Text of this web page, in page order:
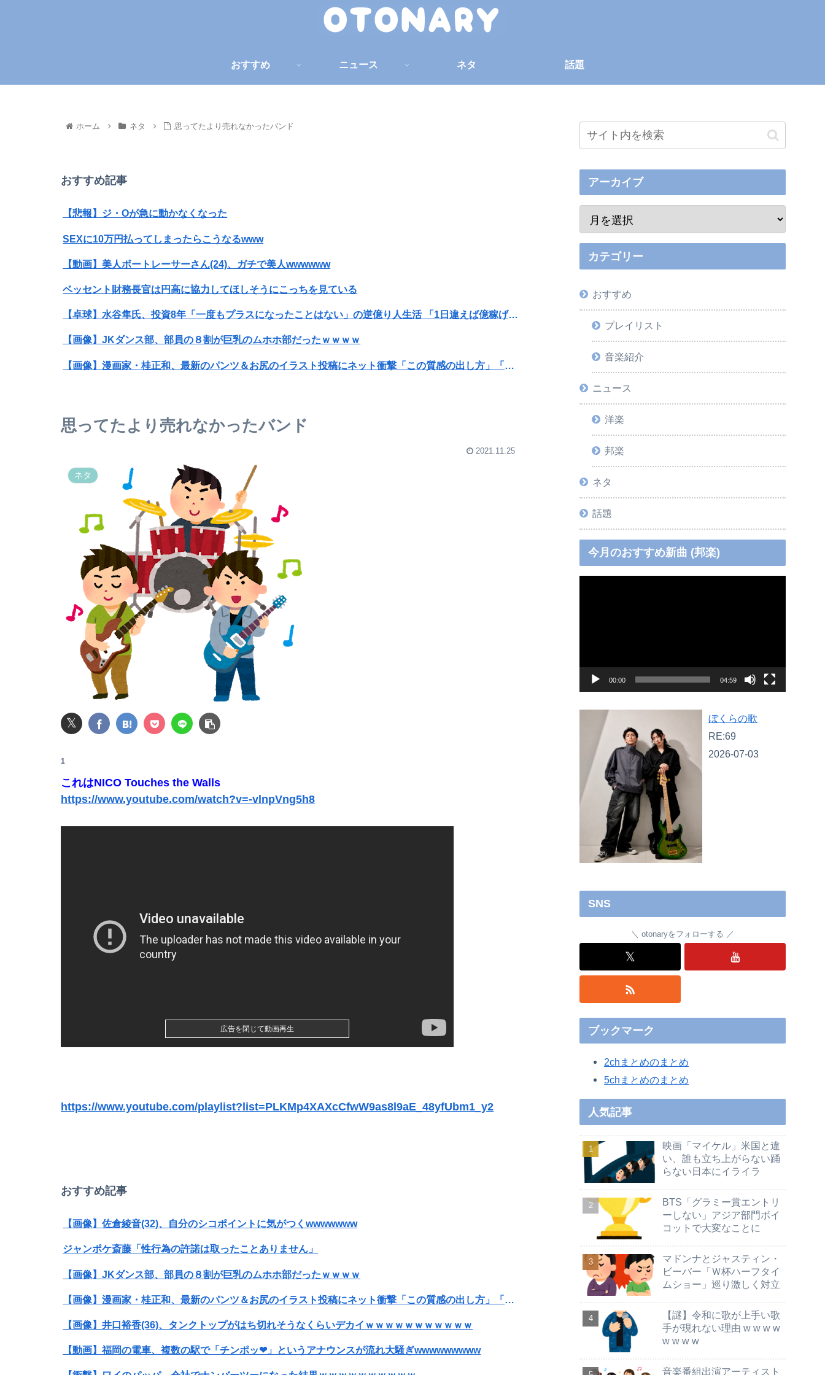
おすすめ ニュース ネタ 話題
ホーム ネタ 思ってたより売れなかったバンド
おすすめ記事
【悲報】ジ・Oが急に動かなくなった
SEXに10万円払ってしまったらこうなるwww
【動画】美人ボートレーサーさん(24)、ガチで美人wwwwww
ベッセント財務長官は円高に協力してほしそうにこっちを見ている
【卓球】水谷隼氏、投資8年「一度もプラスになったことはない」の逆億り人生活 「1日違えば億稼げるときも何回もあった」
【画像】JKダンス部、部員の８割が巨乳のムホホ部だったｗｗｗｗ
【画像】漫画家・桂正和、最新のパンツ＆お尻のイラスト投稿にネット衝撃「この質感の出し方」「実写かと思いました」
【動画】福岡の電車、複数の駅で「チンポッ❤」というアナウンスが流れ大騒ぎwwwwwwwww
【画像】AIさん、女の化粧を取っ払ってしまう⇒結果ｗｗｗｗｗｗｗ
全く相手のこと考えてないと思うこと。
正直イオン爆発の件店舗側がそこまで悪いと思えないんやが
【画像】佐倉綾音(32)、自分のシコポイントに気がつくwwwwwww
ジャンポケ斎藤「性行為の許諾は取ったことありません」
転校生と仲良くなってその子の家に遊びに行ったら私が小さい頃に撮った写真があった
【画像】JKダンス部、部員の８割が巨乳のムホホ部だったｗｗｗｗ
長瀬智也さん、バイク画像を投稿するも見た目が汚らしいとネットの女性たちから批判…謝罪
【悲報】男が嫌いな男の特徴がこちらｗｗｗｗｗｗｗｗｗｗ
【コンゴ】エボラ出血熱、感染3600人…過去最大の流行に
アイナ・ジ・エンドの尻はタマランわ
高校３年生の女です。家が嫌いすぎて家を出て現在養護施設で暮らしています
【画像】影山優佳さん(25)、下着姿であたシコが止まらない
【これは重い】江口寿史さん「自分の絵ごと、このジャンルはそろそろ終わりかな」
【悲報】お前らアニメにわかが過ぎてこのアニメ知らないｗｗｗｗｗ
【GIF動画】宮城の可愛すぎるチアさん、甲子園で発見される
思ってたより売れなかったバンド
2021.11.25
ネタ
𝕏
1
これはNICO Touches the Walls
https://www.youtube.com/watch?v=-vlnpVng5h8
https://www.youtube.com/playlist?list=PLKMp4XAXcCfwW9as8l9aE_48yfUbm1_y2
おすすめ記事
【画像】佐倉綾音(32)、自分のシコポイントに気がつくwwwwwww
ジャンポケ斎藤「性行為の許諾は取ったことありません」
【画像】JKダンス部、部員の８割が巨乳のムホホ部だったｗｗｗｗ
【画像】漫画家・桂正和、最新のパンツ＆お尻のイラスト投稿にネット衝撃「この質感の出し方」「実写かと思いました」
【画像】井口裕香(36)、タンクトップがはち切れそうなくらいデカイｗｗｗｗｗｗｗｗｗｗｗ
【動画】福岡の電車、複数の駅で「チンポッ❤」というアナウンスが流れ大騒ぎwwwwwwwww
アーカイブ
カテゴリー
おすすめ
プレイリスト
音楽紹介
ニュース
洋楽
邦楽
ネタ
話題
今月のおすすめ新曲 (邦楽)
ー
00:00 04:59
ぼくらの歌
RE:69
2026-07-03
SNS
otonaryをフォローする
𝕏
ブックマーク
2chまとめのまとめ
5chまとめのまとめ
人気記事
映画「マイケル」米国と違
い、誰も立ち上がらない踊
らない日本にイライラ
BTS「グラミー賞エントリ
ーしない」アジア部門ボイ
コットで大変なことに
マドンナとジャスティン・
ビーバー「Ｗ杯ハーフタイ
ムショー」巡り激しく対立
【謎】令和に歌が上手い歌
手が現れない理由 w w w w
w w w w
音楽番組出演アーティスト
広告を閉じて動画再生